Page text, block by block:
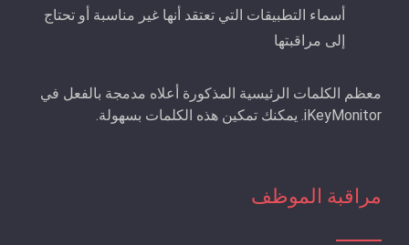
أسماء التطبيقات التي تعتقد أنها غير مناسبة أو تحتاج
إلى مراقبتها
معظم الكلمات الرئيسية المذكورة أعلاه مدمجة بالفعل في
iKeyMonitor. يمكنك تمكين هذه الكلمات بسهولة.
مراقبة الموظف